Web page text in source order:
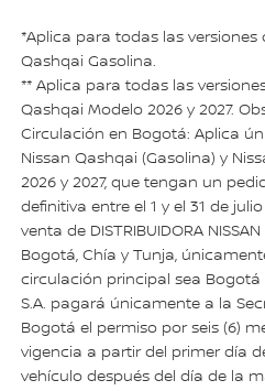
*Aplica para todas las versiones
Qashqai Gasolina.
** Aplica para todas las
Qashqai Modelo 2026 y 2027.
Circulación en Bogotá: Aplica
Nissan Qashqai (Gasolina) y
2026 y 2027, que tengan un
definitiva entre el 1 y el 31 de
venta de DISTRIBUIDORA
Bogotá, Chía y Tunja,
circulación principal sea Bogotá
S.A. pagará únicamente a la
Bogotá el permiso por seis (6)
vigencia a partir del primer día
vehículo después del día de la